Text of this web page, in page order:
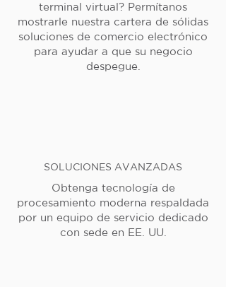
terminal virtual? Permítanos
mostrarle nuestra cartera de sólidas
soluciones de comercio electrónico
para ayudar a que su negocio
despegue.
SOLUCIONES AVANZADAS
Obtenga tecnología de
procesamiento moderna respaldada
por un equipo de servicio dedicado
con sede en EE. UU.